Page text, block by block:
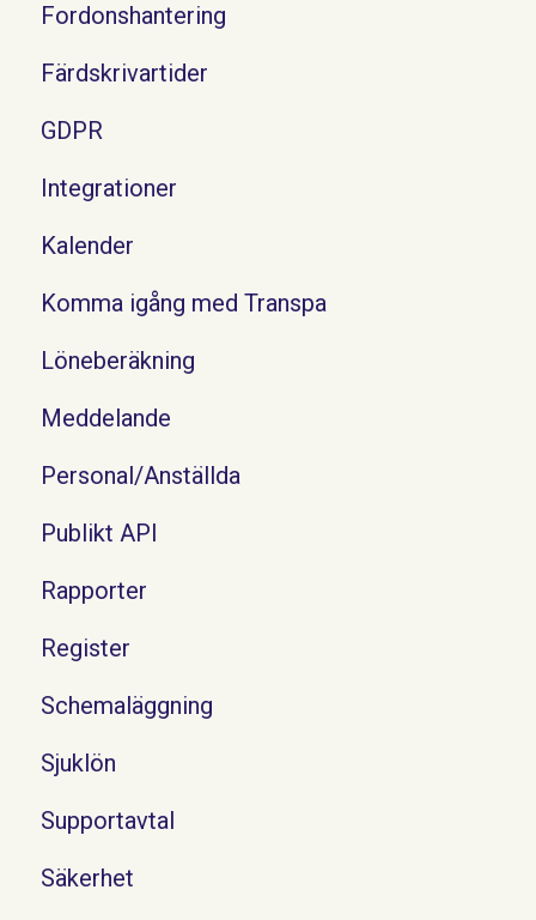
Fordonshantering
Färdskrivartider
GDPR
Integrationer
Kalender
Komma igång med Transpa
Löneberäkning
Meddelande
Personal/Anställda
Publikt API
Rapporter
Register
Schemaläggning
Sjuklön
Supportavtal
Säkerhet